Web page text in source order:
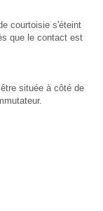
courtoisie s'éteint
que le contact est
située à côté de